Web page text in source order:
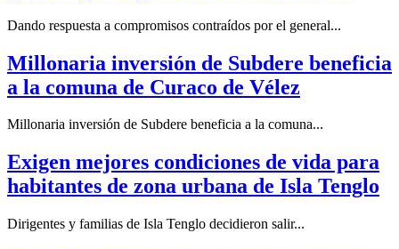
Dando respuesta a compromisos contraídos por el general...
Millonaria inversión de Subdere beneficia
a la comuna de Curaco de Vélez
Millonaria inversión de Subdere beneficia a la comuna...
Exigen mejores condiciones de vida para
habitantes de zona urbana de Isla Tenglo
Dirigentes y familias de Isla Tenglo decidieron salir...